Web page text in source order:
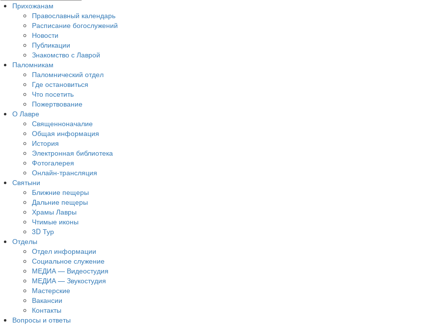
Прихожанам
Православный календарь
Расписание богослужений
Новости
Публикации
Знакомство с Лаврой
Паломникам
Паломнический отдел
Где остановиться
Что посетить
Пожертвование
О Лавре
Священноначалие
Общая информация
История
Электронная библиотека
Фотогалерея
Онлайн-трансляция
Святыни
Ближние пещеры
Дальние пещеры
Храмы Лавры
Чтимые иконы
3D Тур
Отделы
Отдел информации
Социальное служение
МЕДИА — Видеостудия
МЕДИА — Звукостудия
Мастерские
Вакансии
Контакты
Вопросы и ответы